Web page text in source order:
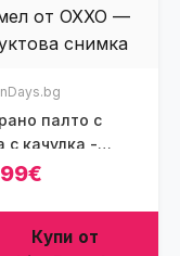
палто с
с качулка -
Купи от